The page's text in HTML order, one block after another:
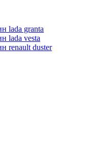
lada granta
lada vesta
renault duster